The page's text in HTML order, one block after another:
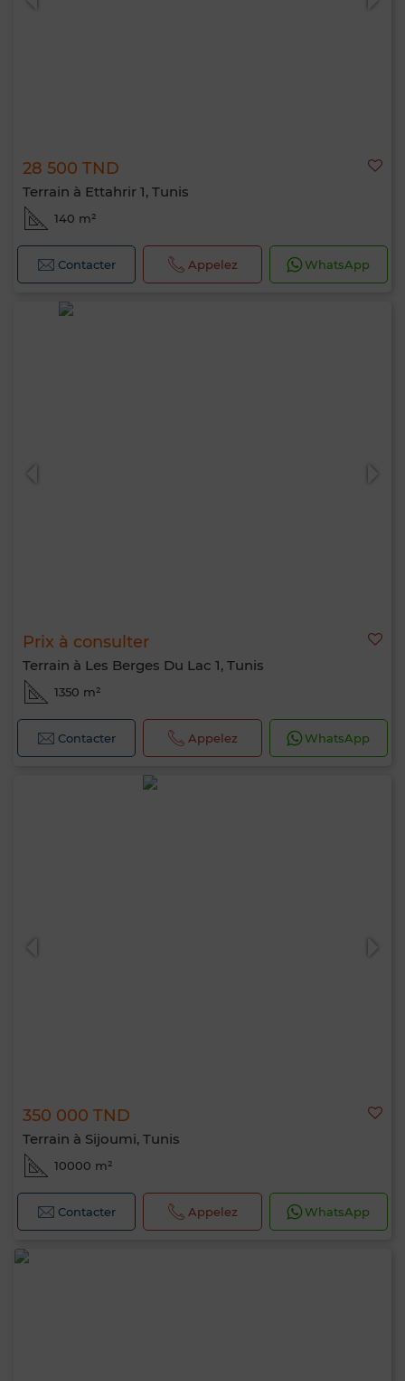
28 500 TND
Terrain à Ettahrir 1, Tunis
140 m²
Contacter Appelez WhatsApp
Prix à consulter
Terrain à Les Berges Du Lac 1, Tunis
1350 m²
Contacter Appelez WhatsApp
350 000 TND
Terrain à Sijoumi, Tunis
10000 m²
Contacter Appelez WhatsApp